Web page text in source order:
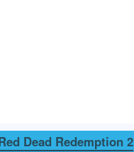
Dead Redemption 2